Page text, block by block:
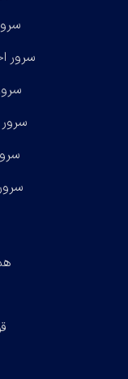
سرور